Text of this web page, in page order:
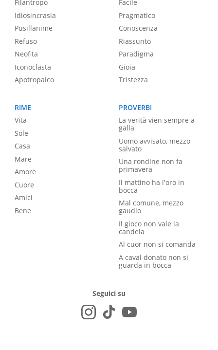
Filantropo
Idiosincrasia
Pusillanime
Refuso
Neofita
Iconoclasta
Apotropaico
Facile
Pragmatico
Conoscenza
Riassunto
Paradigma
Gioia
Tristezza
RIME
Vita
Sole
Casa
Mare
Amore
Cuore
Amici
Bene
PROVERBI
La verità vien sempre a
galla
Uomo avvisato, mezzo
salvato
Una rondine non fa
primavera
Il mattino ha l'oro in
bocca
Mal comune, mezzo
gaudio
Il gioco non vale la
candela
Al cuor non si comanda
A caval donato non si
guarda in bocca
Seguici su